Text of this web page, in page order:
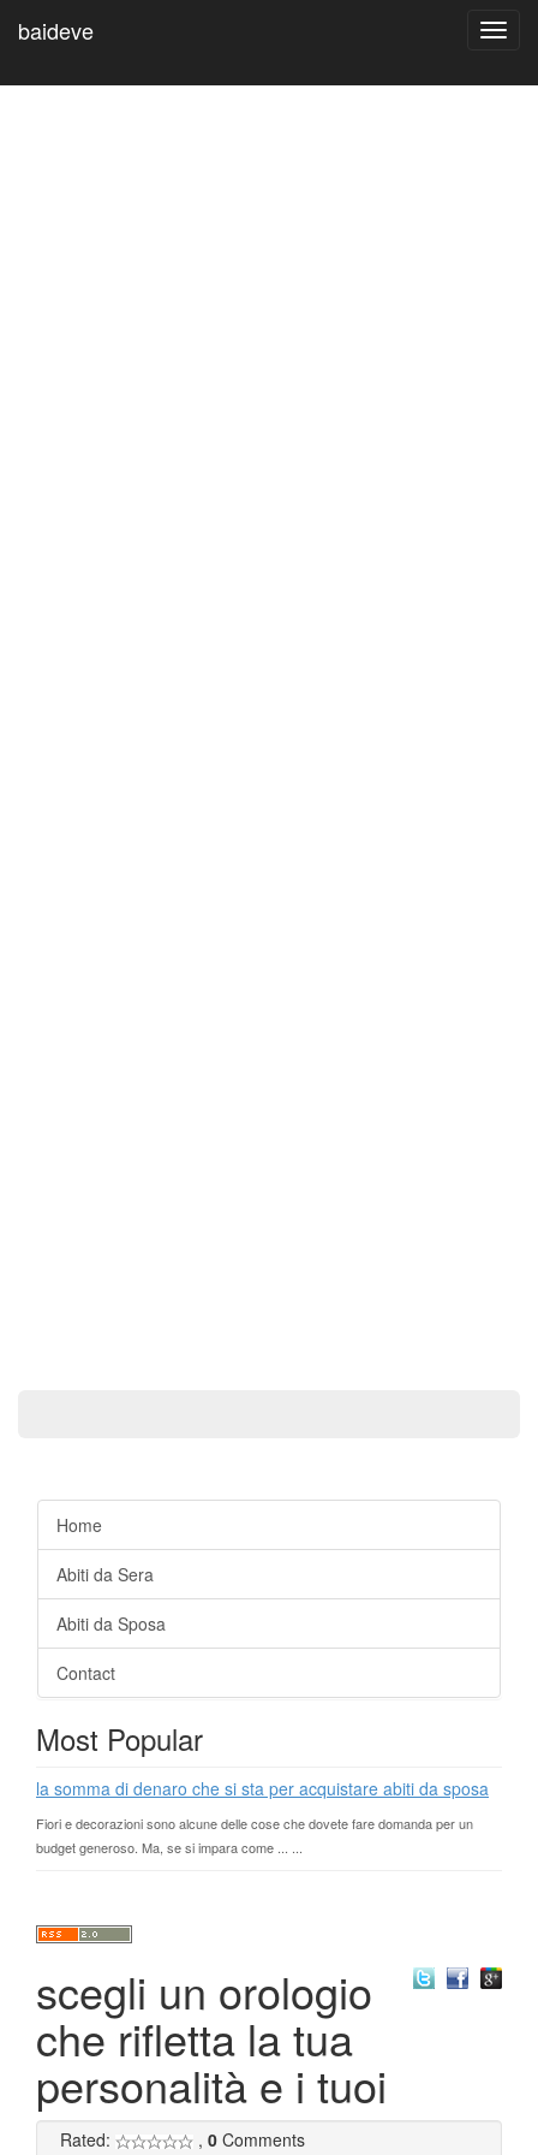
baideve
Home
Abiti da Sera
Abiti da Sposa
Contact
Most Popular
la somma di denaro che si sta per acquistare abiti da sposa
Fiori e decorazioni sono alcune delle cose che dovete fare domanda per un
budget generoso. Ma, se si impara come ... ...
scegli un orologio
che rifletta la tua
personalità e i tuoi
Rated: , 0 Comments